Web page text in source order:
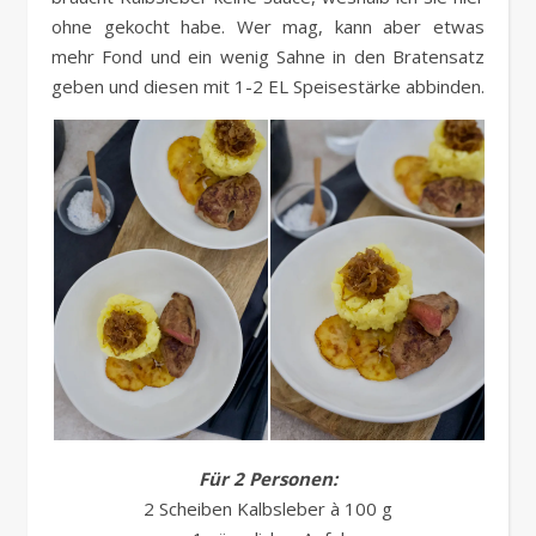
ohne gekocht habe. Wer mag, kann aber etwas
mehr Fond und ein wenig Sahne in den Bratensatz
geben und diesen mit 1-2 EL Speisestärke abbinden.
Für 2 Personen:
2 Scheiben Kalbsleber à 100 g